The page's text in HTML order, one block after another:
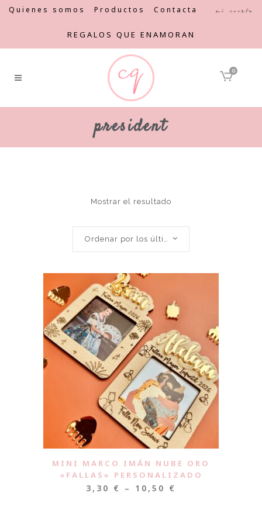
Quienes somos Productos Contacta Mi cuenta
REGALOS QUE ENAMORAN
0
president
Mostrar el resultado
Ordenar por los últimos
MINI MARCO IMÁN NUBE ORO
«FALLAS» PERSONALIZADO
3,30 € – 10,50 €